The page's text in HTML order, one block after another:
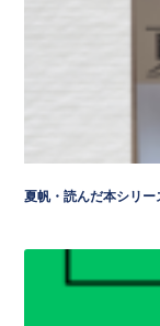
夏帆・読んだ本シリー